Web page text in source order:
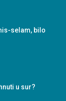
selam, bilo
u sur?